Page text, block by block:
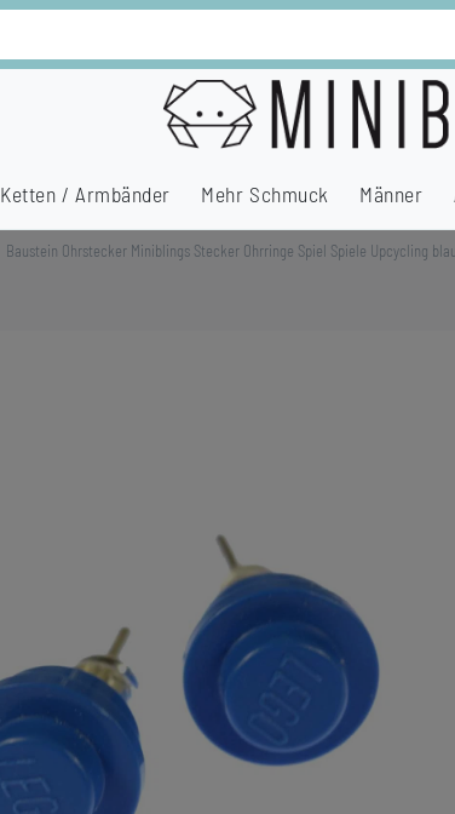
Ketten / Armbänder Mehr Schmuck Männer
Baustein Ohrstecker Miniblings Stecker Ohrringe Spiel Spiele Upcycling